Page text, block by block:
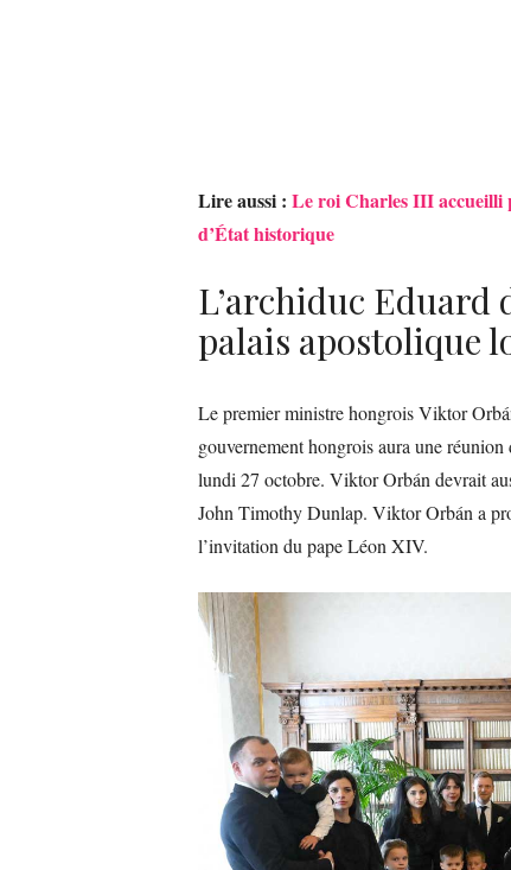
Lire aussi : Le roi Charles III accueilli
d’État historique
L’archiduc
palais apostolique
Le premier ministre hongrois Viktor
gouvernement hongrois aura une
lundi 27 octobre. Viktor Orbán devrait
John Timothy Dunlap. Viktor Orbán a
l’invitation du pape Léon XIV.